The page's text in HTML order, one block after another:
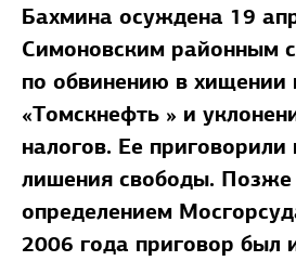
Бахмина осуждена 19
Симоновским районным
по обвинению в
«Томскнефть » и
налогов. Ее
лишения свободы.
определением
2006 года приговор был